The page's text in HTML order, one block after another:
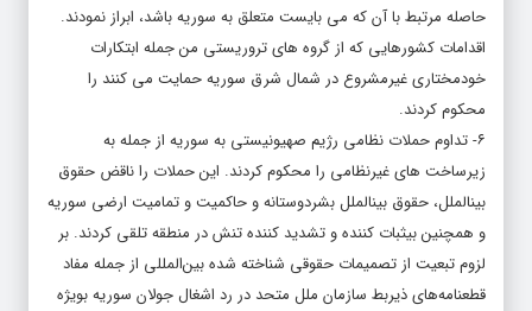
حاصله مرتبط با آن که می بایست متعلق به سوریه باشد، ابراز نمودند.
اقدامات کشورهایی که از گروه های تروریستی من جمله ابتکارات
خودمختاری غیرمشروع در شمال شرق سوریه حمایت می کنند را
محکوم کردند.
۶- تداوم حملات نظامی رژیم صهیونیستی به سوریه از جمله به
زیرساخت های غیرنظامی را محکوم کردند. این حملات را ناقض حقوق
بین­الملل، حقوق بین­الملل بشردوستانه و حاکمیت و تمامیت ارضی سوریه
و همچنین بی­ثبات کننده و تشدید کننده تنش در منطقه تلقی کردند. بر
لزوم تبعیت از تصمیمات حقوقی شناخته شده بین‌المللی از جمله مفاد
قطعنامه‌های ذیربط سازمان ملل متحد در رد اشغال جولان سوریه بویژه